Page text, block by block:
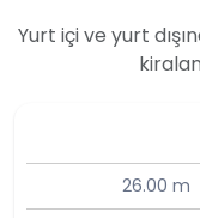
Yurt içi ve yurt
26.00 m